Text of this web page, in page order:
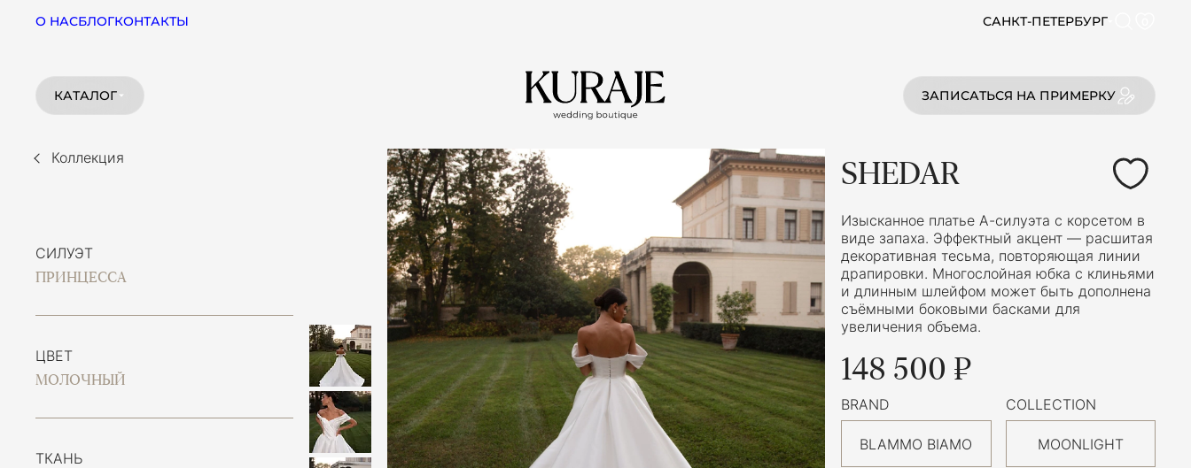
О НАСБЛОГКОНТАКТЫ САНКТ-ПЕТЕРБУРГ
КАТАЛОГ ЗАПИСАТЬСЯ НА ПРИМЕРКУ
Коллекция
СИЛУЭТ
ПРИНЦЕССА
ЦВЕТ
МОЛОЧНЫЙ
ТКАНЬ
SHEDAR
Изысканное платье А-силуэта с корсетом в
виде запаха. Эффектный акцент — расшитая
декоративная тесьма, повторяющая линии
драпировки. Многослойная юбка с клиньями
и длинным шлейфом может быть дополнена
съёмными боковыми басками для
увеличения объема.
148 500 ₽
BRAND
BLAMMO BIAMO
COLLECTION
MOONLIGHT